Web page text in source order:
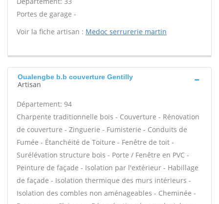
Portes de garage -
Voir la fiche artisan : Medoc serrurerie martin
Oualengbe b.b couverture Gentilly
Artisan
Département: 94
Charpente traditionnelle bois - Couverture - Rénovation
de couverture - Zinguerie - Fumisterie - Conduits de
Fumée - Étanchéité de Toiture - Fenêtre de toit -
Surélévation structure bois - Porte / Fenêtre en PVC -
Peinture de façade - Isolation par l'extérieur - Habillage
de façade - Isolation thermique des murs intérieurs -
Isolation des combles non aménageables - Cheminée -